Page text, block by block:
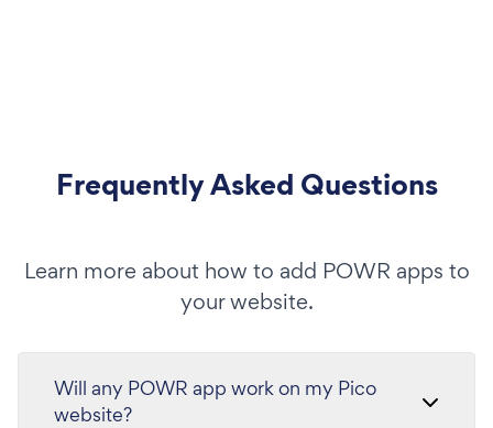
Frequently Asked Questions
Learn more about how to add POWR apps to
your website.
Will any POWR app work on my Pico
website?